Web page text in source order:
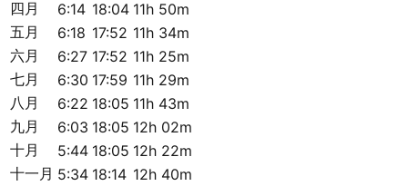
四月 6:14 18:04 11h 50m
五月
6:18 17:52 11h 34m
六月
6:27 17:52 11h 25m
七月
6:30 17:59 11h 29m
八月
6:22 18:05 11h 43m
九月
6:03 18:05 12h 02m
十月
5:44 18:05 12h 22m
十一月 5:34 18:14 12h 40m